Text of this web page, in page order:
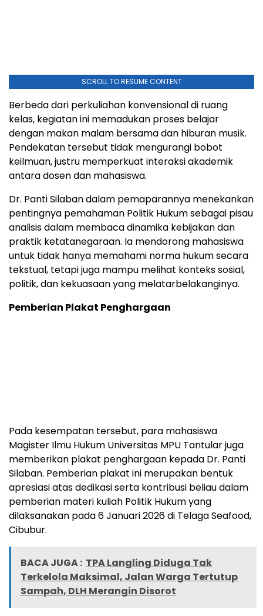
SCROLL TO RESUME CONTENT
Berbeda dari perkuliahan konvensional di ruang
kelas, kegiatan ini memadukan proses belajar
dengan makan malam bersama dan hiburan musik.
Pendekatan tersebut tidak mengurangi bobot
keilmuan, justru memperkuat interaksi akademik
antara dosen dan mahasiswa.
Dr. Panti Silaban dalam pemaparannya menekankan
pentingnya pemahaman Politik Hukum sebagai pisau
analisis dalam membaca dinamika kebijakan dan
praktik ketatanegaraan. Ia mendorong mahasiswa
untuk tidak hanya memahami norma hukum secara
tekstual, tetapi juga mampu melihat konteks sosial,
politik, dan kekuasaan yang melatarbelakanginya.
Pemberian Plakat Penghargaan
Pada kesempatan tersebut, para mahasiswa
Magister Ilmu Hukum Universitas MPU Tantular juga
memberikan plakat penghargaan kepada Dr. Panti
Silaban. Pemberian plakat ini merupakan bentuk
apresiasi atas dedikasi serta kontribusi beliau dalam
pemberian materi kuliah Politik Hukum yang
dilaksanakan pada 6 Januari 2026 di Telaga Seafood,
Cibubur.
BACA JUGA : TPA Langling Diduga Tak
Terkelola Maksimal, Jalan Warga Tertutup
Sampah, DLH Merangin Disorot